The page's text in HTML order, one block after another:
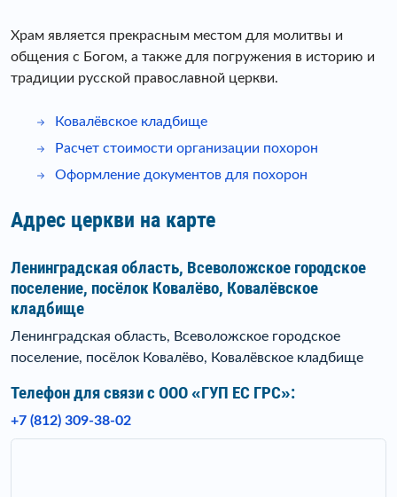
Храм является прекрасным местом для молитвы и
общения с Богом, а также для погружения в историю и
традиции русской православной церкви.
Ковалёвское кладбище
Расчет стоимости организации похорон
Оформление документов для похорон
Адрес церкви на карте
Ленинградская область, Всеволожское городское
поселение, посёлок Ковалёво, Ковалёвское
кладбище
Ленинградская область, Всеволожское городское
поселение, посёлок Ковалёво, Ковалёвское кладбище
Телефон для связи c ООО «ГУП ЕС ГРС»:
+7 (812) 309-38-02